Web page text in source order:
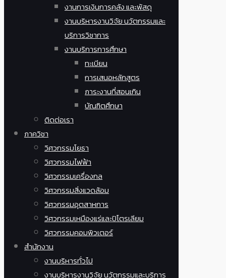
งานการเงินการคลัง และพัสดุ
งานบริหารงานวิจัย นวัตกรรมและ
บริการวิชาการ
งานบริการการศึกษา
ทะเบียน
การเสนอหลักสูตร
ภาระงานที่สอนเกิน
บัณฑิตศึกษา
ติดต่อเรา
ภาควิชา
วิศวกรรมโยธา
วิศวกรรมไฟฟ้า
วิศวกรรมเครื่องกล
วิศวกรรมสิ่งแวดล้อม
วิศวกรรมอุตสาหการ
วิศวกรรมเหมืองแร่และปิโตรเลียม
วิศวกรรมคอมพิวเตอร์
สำนักงาน
งานบริหารทั่วไป
งานบริหารงานวิจัย นวัตกรรมและบริการ